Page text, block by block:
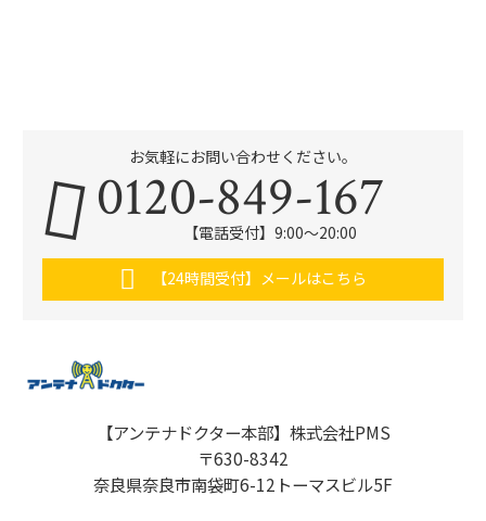
お気軽にお問い合わせください。
0120-849-167
【電話受付】9:00〜20:00
【24時間受付】メールはこちら
【アンテナドクター本部】株式会社PMS
〒630-8342
奈良県奈良市南袋町6-12トーマスビル5F